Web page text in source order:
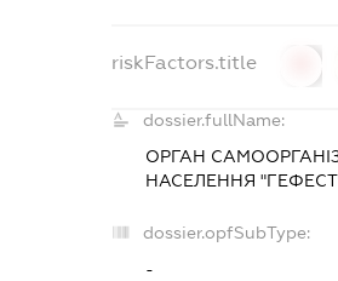
riskFactors.title
dossier.fullName:
ОРГАН
НАСЕЛЕННЯ
dossier.opfSubType:
-